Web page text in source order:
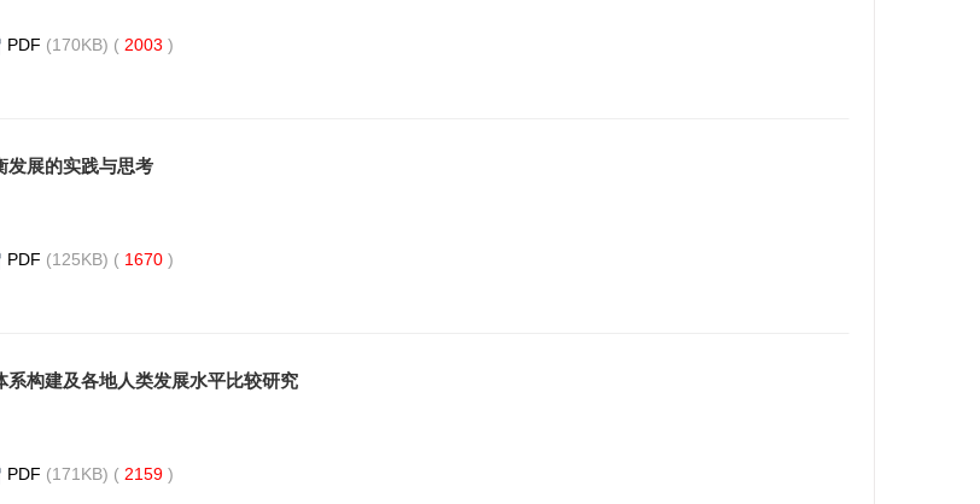
PDF (170KB) ( 2003 )
发展的实践与思考
PDF (125KB) ( 1670 )
系构建及各地人类发展水平比较研究
PDF (171KB) ( 2159 )